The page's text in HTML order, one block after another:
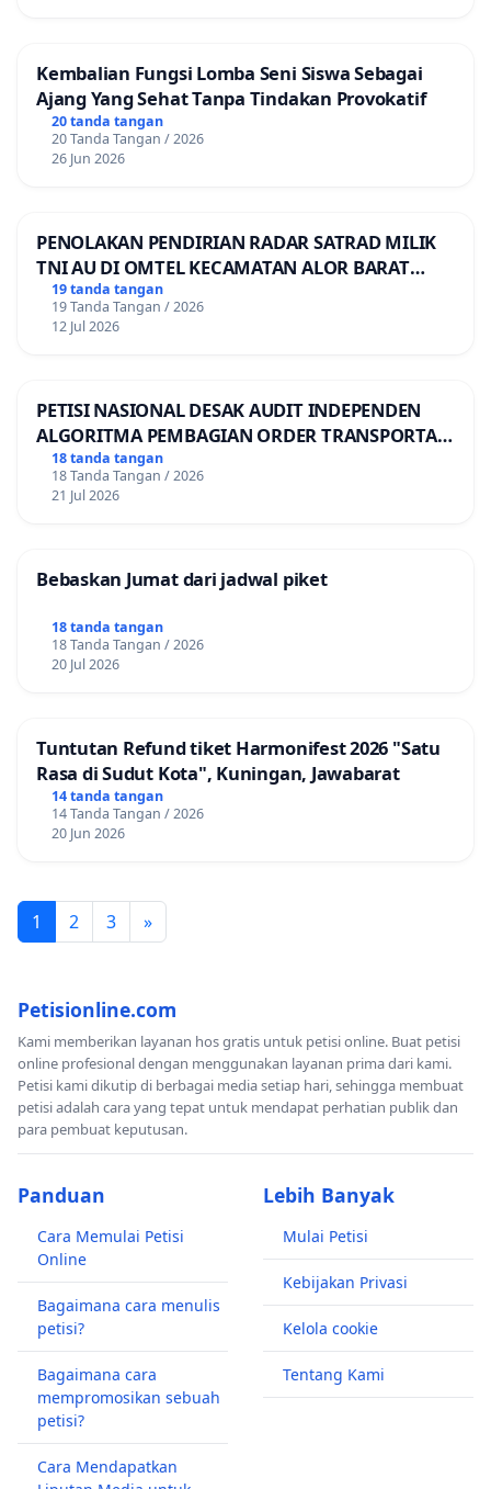
Kembalian Fungsi Lomba Seni Siswa Sebagai
Ajang Yang Sehat Tanpa Tindakan Provokatif
20 tanda tangan
20 Tanda Tangan / 2026
26 Jun 2026
PENOLAKAN PENDIRIAN RADAR SATRAD MILIK
TNI AU DI OMTEL KECAMATAN ALOR BARAT
LAUT, KABUPATEN ALOR
19 tanda tangan
19 Tanda Tangan / 2026
12 Jul 2026
PETISI NASIONAL DESAK AUDIT INDEPENDEN
ALGORITMA PEMBAGIAN ORDER TRANSPORTASI
ONLINE
18 tanda tangan
18 Tanda Tangan / 2026
21 Jul 2026
Bebaskan Jumat dari jadwal piket
18 tanda tangan
18 Tanda Tangan / 2026
20 Jul 2026
Tuntutan Refund tiket Harmonifest 2026 "Satu
Rasa di Sudut Kota", Kuningan, Jawabarat
14 tanda tangan
14 Tanda Tangan / 2026
20 Jun 2026
1 2 3 »
Petisionline.com
Kami memberikan layanan hos gratis untuk petisi online. Buat petisi
online profesional dengan menggunakan layanan prima dari kami.
Petisi kami dikutip di berbagai media setiap hari, sehingga membuat
petisi adalah cara yang tepat untuk mendapat perhatian publik dan
para pembuat keputusan.
Panduan
Cara Memulai Petisi
Online
Bagaimana cara menulis
petisi?
Bagaimana cara
mempromosikan sebuah
petisi?
Cara Mendapatkan
Lebih Banyak
Mulai Petisi
Kebijakan Privasi
Kelola cookie
Tentang Kami